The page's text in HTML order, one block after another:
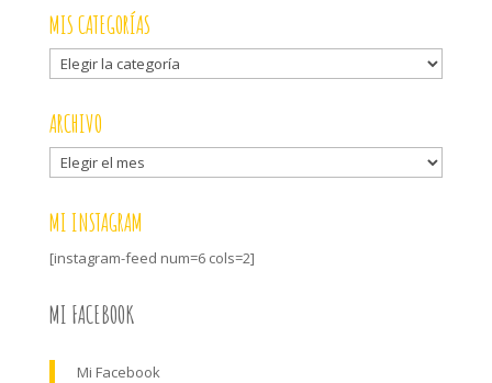
MIS CATEGORÍAS
Mis
categorías
ARCHIVO
Archivo
MI INSTAGRAM
[instagram-feed num=6 cols=2]
MI FACEBOOK
Mi Facebook